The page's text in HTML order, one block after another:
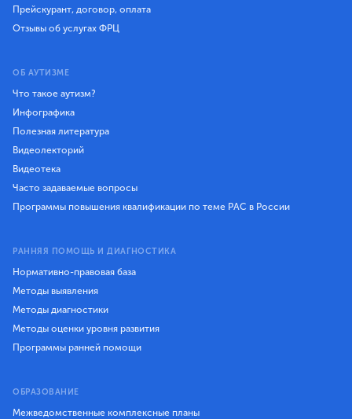
Прейскурант, договор, оплата
Отзывы об услугах ФРЦ
ОБ АУТИЗМЕ
Что такое аутизм?
Инфографика
Полезная литература
Видеолекторий
Видеотека
Часто задаваемые вопросы
Программы повышения квалификации по теме РАС в России
РАННЯЯ ПОМОЩЬ И ДИАГНОСТИКА
Нормативно-правовая база
Методы выявления
Методы диагностики
Методы оценки уровня развития
Программы ранней помощи
ОБРАЗОВАНИЕ
Межведомственные комплексные планы